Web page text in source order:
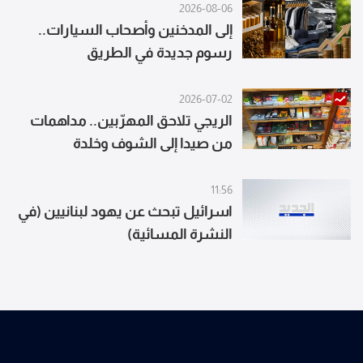
2026-08-06
إلى المدخنين وأصحاب السيارات..
رسوم جديدة في الطريق
2026-07-02
الريجي تلاحق المهرّبين.. مداهمات
من صيدا إلى الشوف وخلدة
11:56
اسرائيل تبحث عن يهود لبنانيين (في
النشرة المسائية)